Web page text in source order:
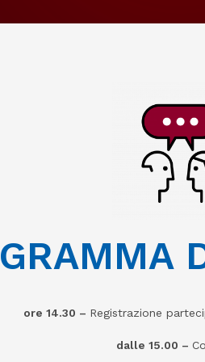
ore 14.30 – Registrazione
dalle 15.00 –